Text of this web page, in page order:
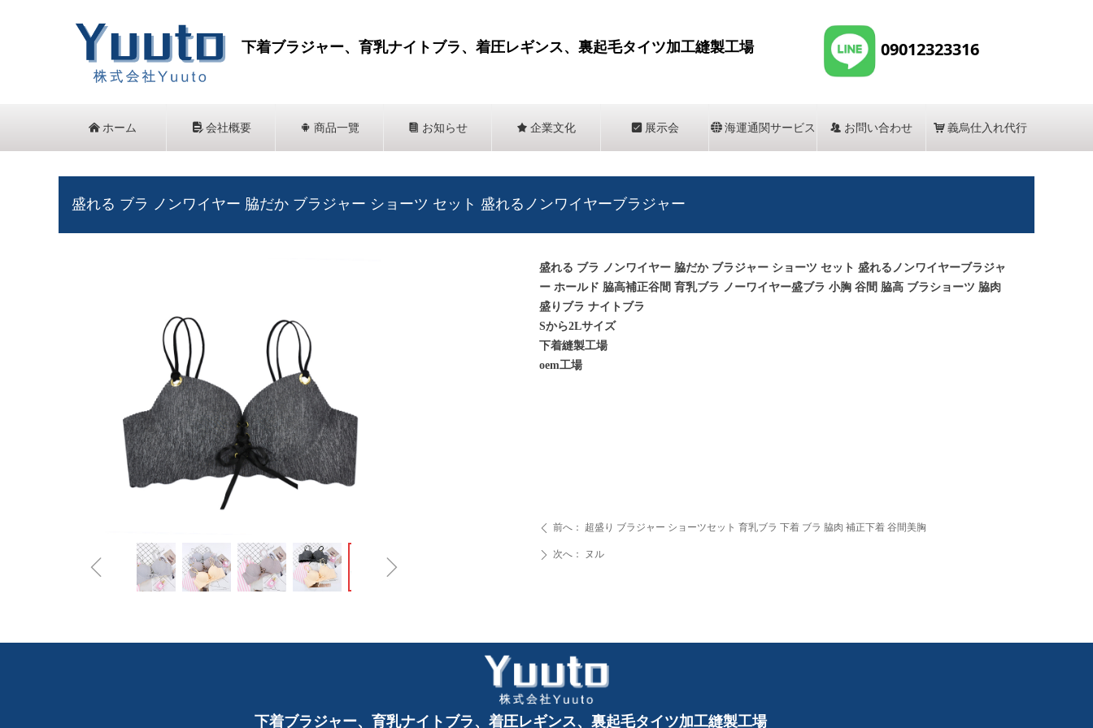
下着ブラジャー、育乳ナイトブラ、着圧レギンス、裏起毛タイツ加工縫製工場 09012323316
낀 ホーム 넖 会社概要 끒 商品一覽 뀴 お知らせ 끄 企業文化 뀇 展示会 뀁 海運通関サービス 뀡 お問い合わせ 낙 義烏仕入れ代行
盛れる ブラ ノンワイヤー 脇だか ブラジャー ショーツ セット 盛れるノンワイヤーブラジャー
ꁆ ꁇ
盛れる ブラ ノンワイヤー 脇だか ブラジャー ショーツ セット 盛れるノンワイヤーブラジャ
ー ホールド 脇高補正谷間 育乳ブラ ノーワイヤー盛ブラ 小胸 谷間 脇高 ブラショーツ 脇肉
盛りブラ ナイトブラ
Sから2Lサイズ
下着縫製工場
oem工場
ꄴ 前へ： 超盛り ブラジャー ショーツセット 育乳ブラ 下着 ブラ 脇肉 補正下着 谷間美胸
ꄲ 次へ： ヌル
下着ブラジャー、育乳ナイトブラ、着圧レギンス、裏起毛タイツ加工縫製工場